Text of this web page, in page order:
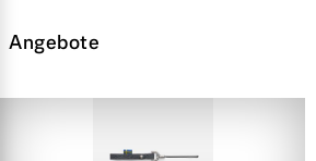
Angebote